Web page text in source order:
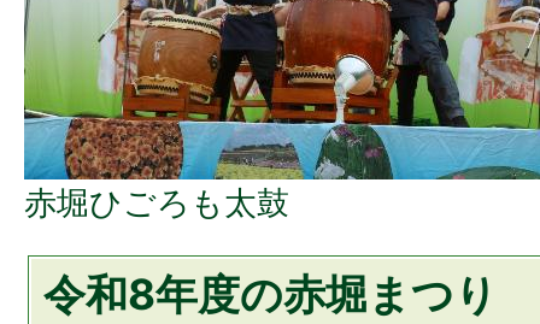
赤堀ひごろも太鼓
令和8年度の赤堀まつり